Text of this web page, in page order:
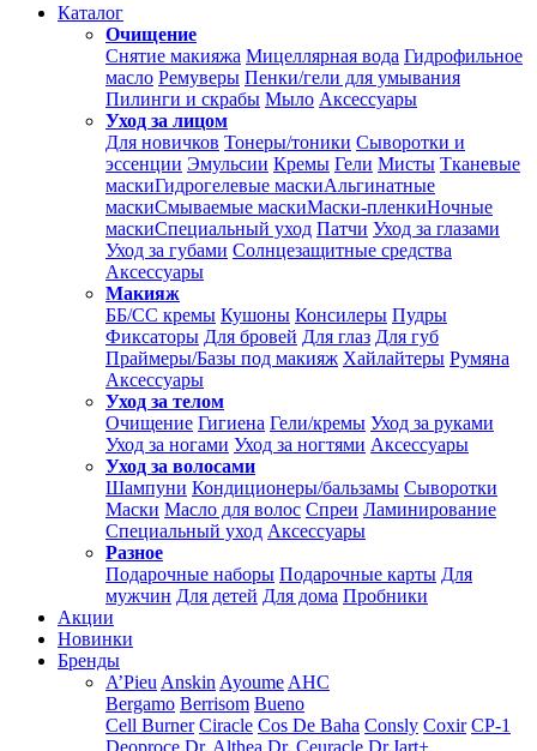
Каталог
Очищение
Снятие макияжа Мицеллярная вода Гидрофильное
масло Ремуверы Пенки/гели для умывания
Пилинги и скрабы Мыло Аксессуары
Уход за лицом
Для новичков Тонеры/тоники Сыворотки и
эссенции Эмульсии Кремы Гели Мисты Тканевые
маскиГидрогелевые маскиАльгинатные
маскиСмываемые маскиМаски-пленкиНочные
маскиСпециальный уход Патчи Уход за глазами
Уход за губами Солнцезащитные средства
Аксессуары
Макияж
ББ/СС кремы Кушоны Консилеры Пудры
Фиксаторы Для бровей Для глаз Для губ
Праймеры/Базы под макияж Хайлайтеры Румяна
Аксессуары
Уход за телом
Очищение Гигиена Гели/кремы Уход за руками
Уход за ногами Уход за ногтями Аксессуары
Уход за волосами
Шампуни Кондиционеры/бальзамы Сыворотки
Маски Масло для волос Спреи Ламинирование
Специальный уход Аксессуары
Разное
Подарочные наборы Подарочные карты Для
мужчин Для детей Для дома Пробники
Акции
Новинки
Бренды
A’Pieu Anskin Ayoume AHC
Bergamo Berrisom Bueno
Cell Burner Ciracle Cos De Baha Consly Coxir CP-1
Deoproce Dr. Althea Dr. Ceuracle Dr.Jart+